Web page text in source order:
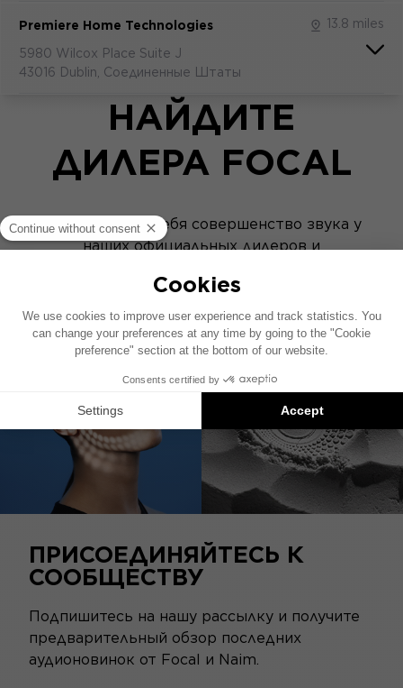
Premiere Home Technologies 13.8 miles
5980 Wilcox Place Suite J
43016 Dublin, Соединенные Штаты
НАЙДИТЕ
ДИЛЕРА FOCAL
Откройте для себя совершенство звука у
наших официальных дилеров и
ПРИСОЕДИНЯЙТЕСЬ К
СООБЩЕСТВУ
Подпишитесь на нашу рассылку и получите
предварительный обзор последних
аудионовинок от Focal и Naim.